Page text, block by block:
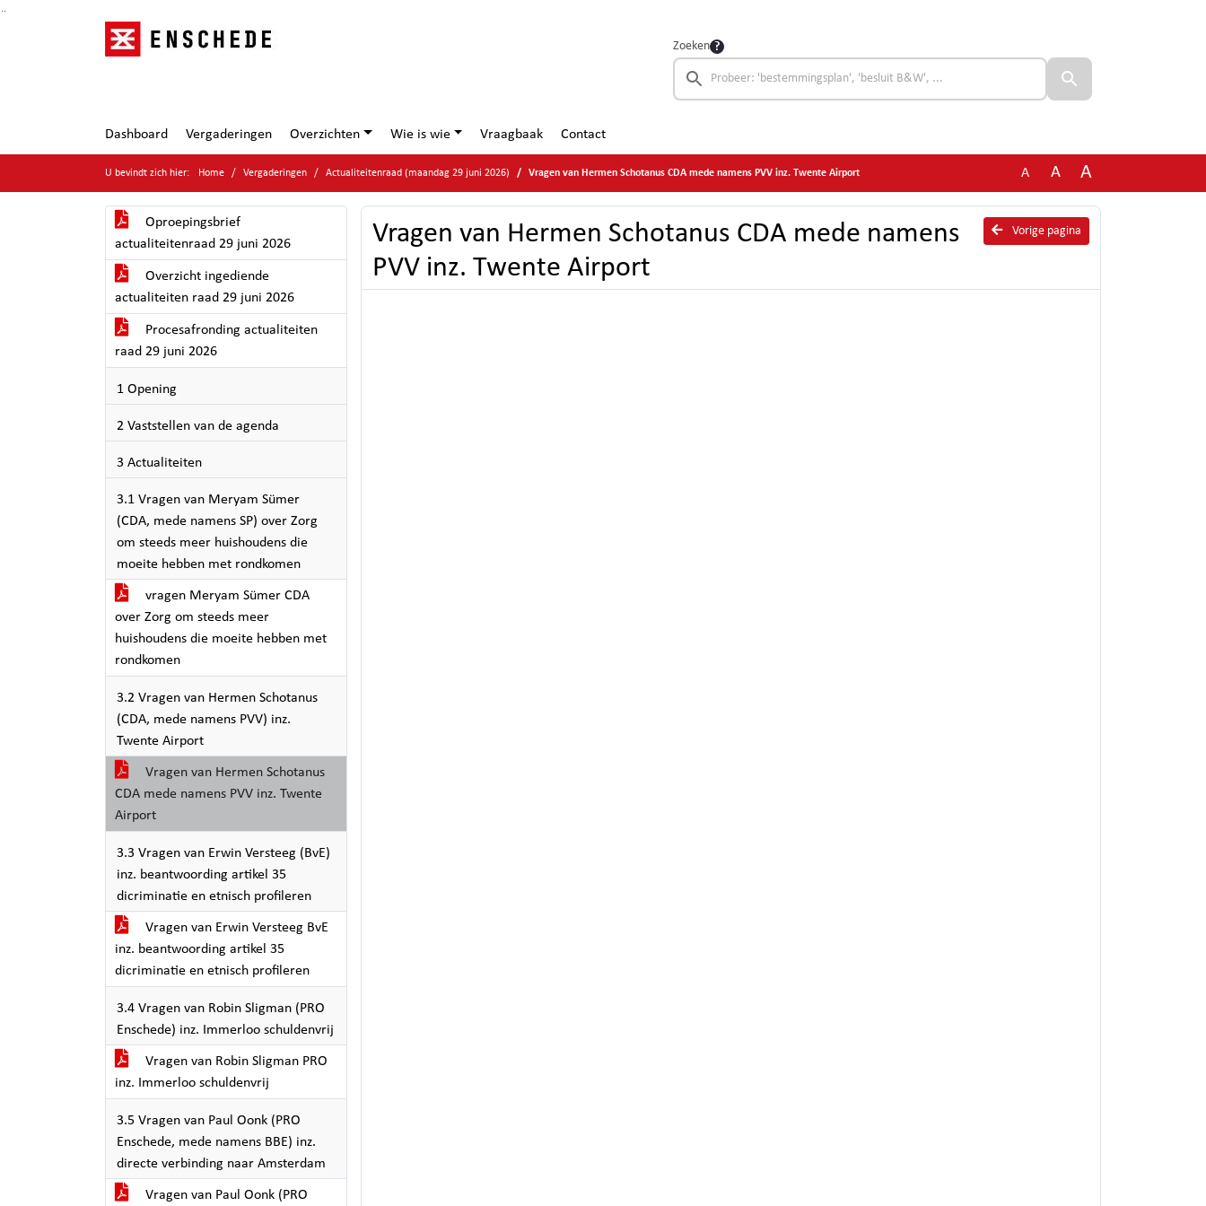
Ga naar de inhoud van deze pagina
Ga naar het zoeken
Ga naar het menu
Zoeken
Dashboard Vergaderingen Overzichten Wie is wie Vraagbaak Contact
U bevindt zich hier: Home Vergaderingen Actualiteitenraad (maandag 29 juni 2026) Vragen van Hermen Schotanus CDA mede namens PVV inz. Twente Airport A A A
Oproepingsbrief
actualiteitenraad 29 juni 2026
Overzicht ingediende
actualiteiten raad 29 juni 2026
Procesafronding actualiteiten
raad 29 juni 2026
1 Opening
2 Vaststellen van de agenda
3 Actualiteiten
3.1 Vragen van Meryam Sümer
(CDA, mede namens SP) over Zorg
om steeds meer huishoudens die
moeite hebben met rondkomen
vragen Meryam Sümer CDA
over Zorg om steeds meer
huishoudens die moeite hebben met
rondkomen
3.2 Vragen van Hermen Schotanus
(CDA, mede namens PVV) inz.
Twente Airport
Vragen van Hermen Schotanus
CDA mede namens PVV inz. Twente
Airport
3.3 Vragen van Erwin Versteeg (BvE)
inz. beantwoording artikel 35
dicriminatie en etnisch profileren
Vragen van Erwin Versteeg BvE
inz. beantwoording artikel 35
dicriminatie en etnisch profileren
3.4 Vragen van Robin Sligman (PRO
Enschede) inz. Immerloo schuldenvrij
Vragen van Robin Sligman PRO
inz. Immerloo schuldenvrij
3.5 Vragen van Paul Oonk (PRO
Enschede, mede namens BBE) inz.
directe verbinding naar Amsterdam
Vragen van Paul Oonk (PRO
Vorige pagina
Vragen van Hermen Schotanus CDA mede namens
PVV inz. Twente Airport